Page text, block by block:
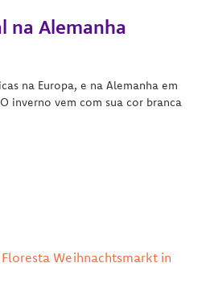
na Alemanha
na Europa, e na Alemanha em
inverno vem com sua cor branca